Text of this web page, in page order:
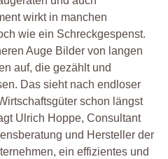
wirkt in manchen
wie ein Schreckgespenst.
Auge Bilder von langen
auf, die gezählt und
Das sieht nach endloser
schon längst
Ulrich Hoppe, Consultant
und Hersteller der
ein effizientes und